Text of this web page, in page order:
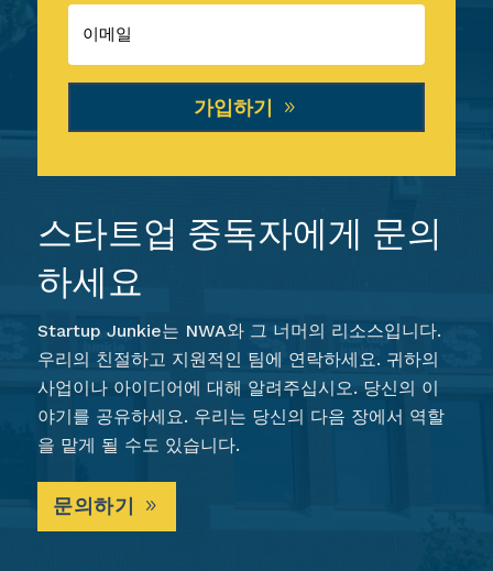
가입하기
스타트업 중독자에게 문의
하세요
Startup Junkie는 NWA와 그 너머의 리소스입니다.
우리의 친절하고 지원적인 팀에 연락하세요. 귀하의
사업이나 아이디어에 대해 알려주십시오. 당신의 이
야기를 공유하세요. 우리는 당신의 다음 장에서 역할
을 맡게 될 수도 있습니다.
문의하기